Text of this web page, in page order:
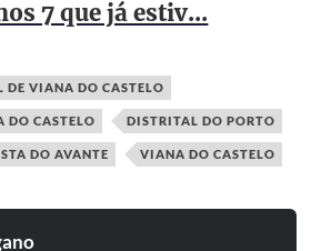
7 que já estiv...
DE VIANA DO CASTELO
DO CASTELO DISTRITAL DO PORTO
DO AVANTE VIANA DO CASTELO